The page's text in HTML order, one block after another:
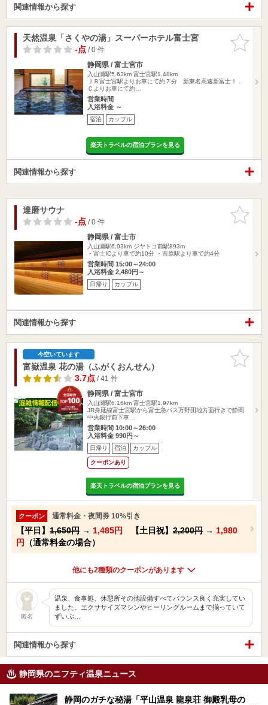
関連情報から探す
お気に入
りに追加
天然温泉「さくやの湯」スーパーホテル富士宮
-点/ 0 件
静岡県 / 富士宮市
入山瀬駅5.63km 富士宮駅1.48km
ＪＲ富士宮駅よりお車にて約７分 新東名高速新富士Ｉ．
Ｃよりお車にて約…
営業時間
入浴料金 ～
宿泊 カップル
楽天トラベルの宿泊プランを見る
関連情報から探す
お気に入
りに追加
達磨サウナ
-点/ 0 件
静岡県 / 富士市
入山瀬駅6.03km ジヤトコ前駅893m
・富士ICより車で約10分 ・吉原駅より車で約4分
営業時間 15:00～24:00
入浴料金 2,480円～
日帰り カップル
関連情報から探す
お気に入
りに追加
今空いています
富嶽温泉 花の湯（ふがくおんせん）
3.7点/ 41 件
静岡県 / 富士宮市
入山瀬駅6.16km 富士宮駅1.97km
JR身延線富士宮駅から富士急バス万野団地方面行きで静岡
中央銀行前下車…
営業時間 10:00～26:00
入浴料金 990円～
日帰り 宿泊 カップル
クーポンあり
楽天トラベルの宿泊プランを見る
クーポン 通常料金・夜間券 10%引き
【平日】 1,650円 → 1,485円 【土日祝】 2,200円 → 1,980
円
（通常料金の場合）
他にも2種類のクーポンがあります
匿名
温泉、食事処、休憩所その他設備すべてバランス良く充実してい
ました。エクササイズマシンやヒーリングルームまで揃っていて
ずいぶ…
関連情報から探す
静岡県のニフティ温泉ニュース
静岡のガチな秘湯「平山温泉 龍泉荘 御殿乳母の